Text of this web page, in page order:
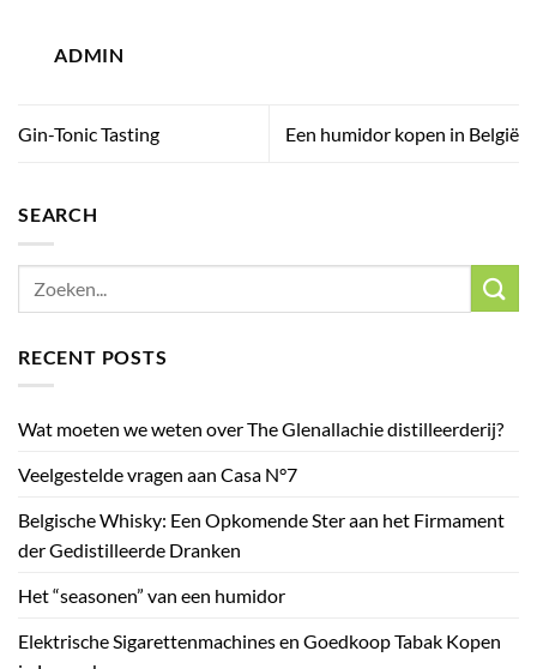
ADMIN
Gin-Tonic Tasting Een humidor kopen in België
SEARCH
RECENT POSTS
Wat moeten we weten over The Glenallachie distilleerderij?
Veelgestelde vragen aan Casa N°7
Belgische Whisky: Een Opkomende Ster aan het Firmament
der Gedistilleerde Dranken
Het “seasonen” van een humidor
Elektrische Sigarettenmachines en Goedkoop Tabak Kopen